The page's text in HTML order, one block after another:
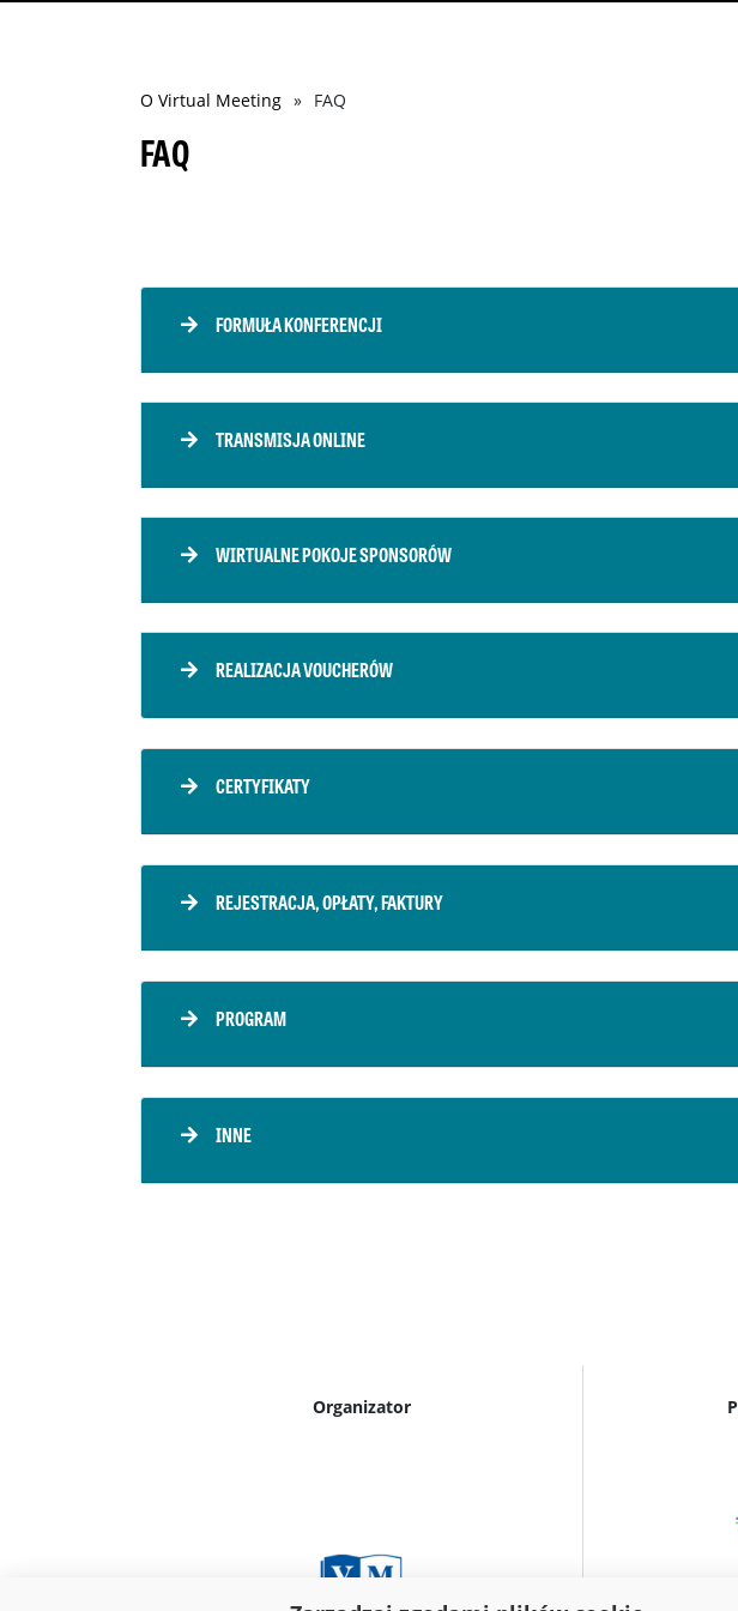
Ścieżka
nawigacyjna
O Virtual Meeting FAQ
FAQ
FORMUŁA KONFERENCJI
TRANSMISJA ONLINE
WIRTUALNE POKOJE SPONSORÓW
REALIZACJA VOUCHERÓW
CERTYFIKATY
REJESTRACJA, OPŁATY, FAKTURY
PROGRAM
INNE
Organizator